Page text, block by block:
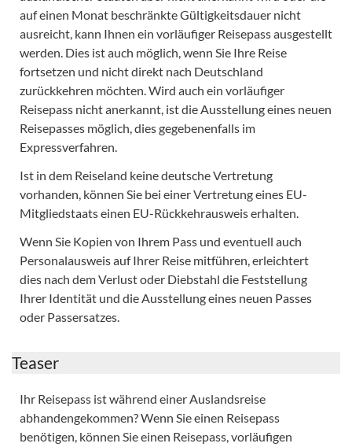
auf einen Monat beschränkte Gültigkeitsdauer nicht
ausreicht, kann Ihnen ein vorläufiger Reisepass ausgestellt
werden. Dies ist auch möglich, wenn Sie Ihre Reise
fortsetzen und nicht direkt nach Deutschland
zurückkehren möchten. Wird auch ein vorläufiger
Reisepass nicht anerkannt, ist die Ausstellung eines neuen
Reisepasses möglich, dies gegebenenfalls im
Expressverfahren.
Ist in dem Reiseland keine deutsche Vertretung
vorhanden, können Sie bei einer Vertretung eines EU-
Mitgliedstaats einen EU-Rückkehrausweis erhalten.
Wenn Sie Kopien von Ihrem Pass und eventuell auch
Personalausweis auf Ihrer Reise mitführen, erleichtert
dies nach dem Verlust oder Diebstahl die Feststellung
Ihrer Identität und die Ausstellung eines neuen Passes
oder Passersatzes.
Teaser
Ihr Reisepass ist während einer Auslandsreise
abhandengekommen? Wenn Sie einen Reisepass
benötigen, können Sie einen Reisepass, vorläufigen